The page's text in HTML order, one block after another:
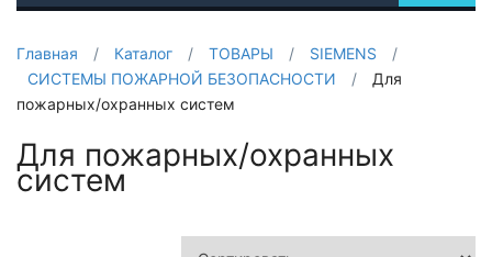
Главная / Каталог / ТОВАРЫ / SIEMENS
/
СИСТЕМЫ ПОЖАРНОЙ БЕЗОПАСНОСТИ
/
Для
пожарных/охранных систем
Для пожарных/охранных
систем